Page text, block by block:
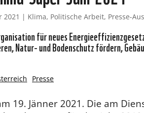
2021 | Klima, Politische Arbeit, Presse-
für neues
Natur- und Bodenschutz fördern,
Presse
19. Jänner 2021. Die am